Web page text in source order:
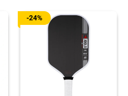
hợp với Vợt
Hyperspeed
-24%